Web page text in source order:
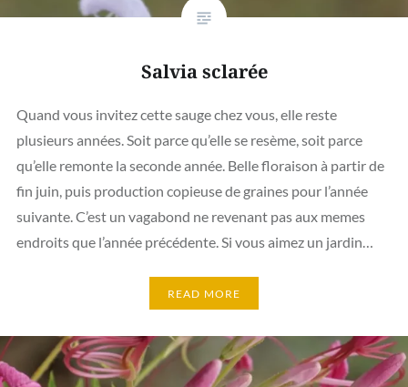
Salvia sclarée
Quand vous invitez cette sauge chez vous, elle reste
plusieurs années. Soit parce qu’elle se resème, soit parce
qu’elle remonte la seconde année. Belle floraison à partir de
fin juin, puis production copieuse de graines pour l’année
suivante. C’est un vagabond ne revenant pas aux memes
endroits que l’année précédente. Si vous aimez un jardin…
READ MORE